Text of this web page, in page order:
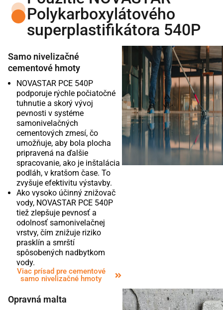
Polykarboxylátového
superplastifikátora 540P
Samo nivelizačné
cementové hmoty
NOVASTAR PCE 540P
podporuje rýchle počiatočné
tuhnutie a skorý vývoj
pevnosti v systéme
samonivelačných
cementových zmesí, čo
umožňuje, aby bola plocha
pripravená na ďalšie
spracovanie, ako je inštalácia
podláh, v kratšom čase. To
zvyšuje efektivitu výstavby.
Ako vysoko účinný znižovač
vody, NOVASTAR PCE 540P
tiež zlepšuje pevnosť a
odolnosť samonivelačnej
vrstvy, čím znižuje riziko
prasklín a smrští
spôsobených nadbytkom
vody.
Viac prísad pre cementové
samo nivelizačné hmoty
Opravná malta